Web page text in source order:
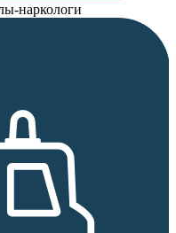
наркологи